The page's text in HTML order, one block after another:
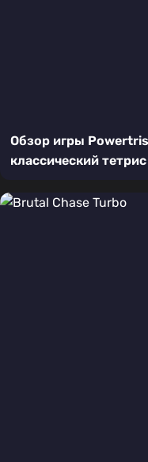
Обзор игры
классический